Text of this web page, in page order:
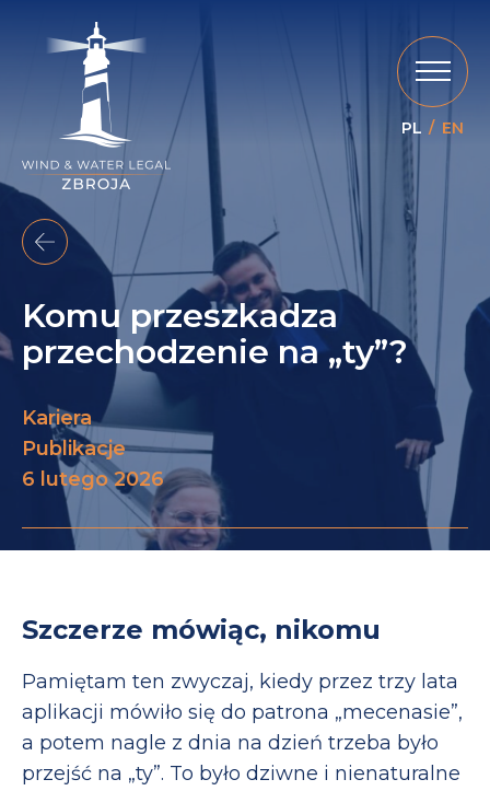
PL EN
Komu przeszkadza
przechodzenie na „ty”?
Kariera
Publikacje
6 lutego 2026
Szczerze mówiąc, nikomu
Pamiętam ten zwyczaj, kiedy przez trzy lata
aplikacji mówiło się do patrona „mecenasie”,
a potem nagle z dnia na dzień trzeba było
przejść na „ty”. To było dziwne i nienaturalne